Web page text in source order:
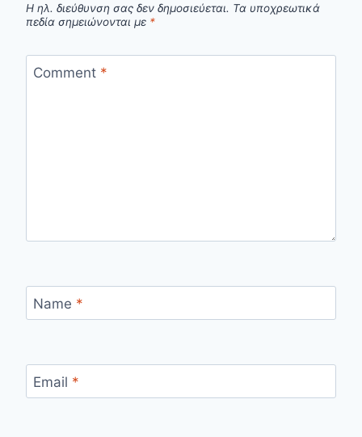
Η ηλ. διεύθυνση σας δεν δημοσιεύεται. Τα υποχρεωτικά
πεδία σημειώνονται με *
Comment *
Name *
Email *